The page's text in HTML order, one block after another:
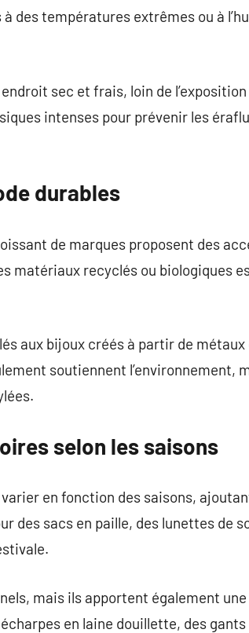
des températures extrêmes ou à
sec et frais, loin de
intenses pour prévenir les
durables
de marques proposent des
matériaux recyclés ou biologiques
aux bijoux créés à partir de
soutiennent l’environnement,
selon les saisons
en fonction des saisons,
des sacs en paille, des lunettes de
mais ils apportent également
en laine douillette, des